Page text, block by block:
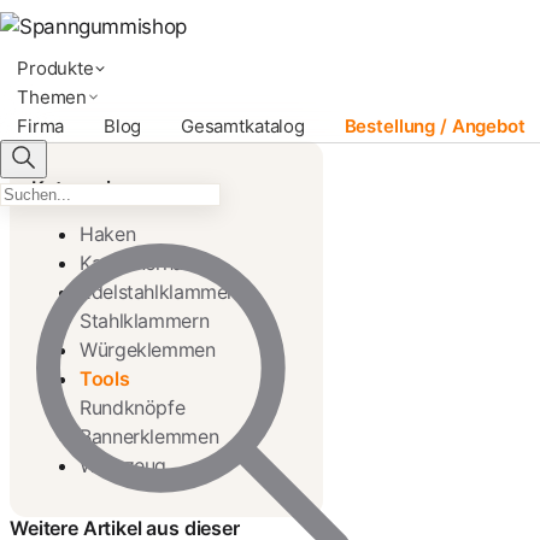
Produkte
Themen
Firma
Blog Gesamtkatalog Bestellung / Angebot
Kategorien
Haken
Karabinerhaken
Edelstahlklammern
Stahlklammern
Würgeklemmen
Tools
Rundknöpfe
Bannerklemmen
Werkzeug
Weitere Artikel aus dieser
Expanderhaken für 6mm
Seil | Expanderseil
ab0,65 €